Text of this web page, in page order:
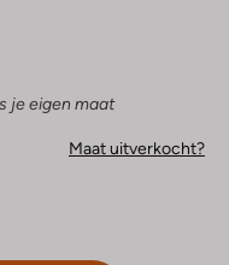
je eigen maat
Maat uitverkocht?